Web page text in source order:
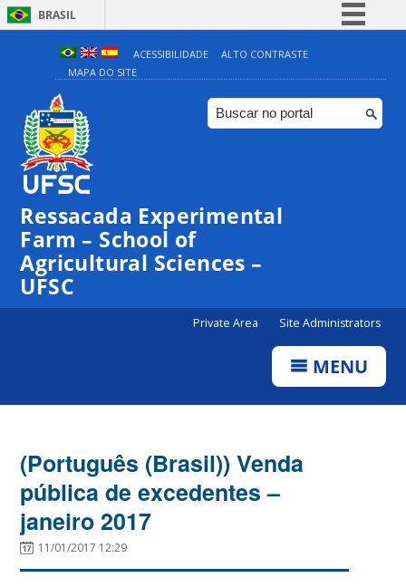
BRASIL
Simplifique!
Comunica BR
Participe
ACESSIBILIDADE
ALTO CONTRASTE
MAPA DO SITE
Ressacada Experimental
Farm – School of
Agricultural Sciences –
UFSC
Private Area Site Administrators
MENU
(Português (Brasil)) Venda
pública de excedentes –
janeiro 2017
11/01/2017 12:29